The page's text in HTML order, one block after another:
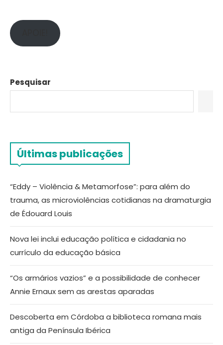
Pesquisar
Últimas publicações
“Eddy – Violência & Metamorfose”: para além do
trauma, as microviolências cotidianas na dramaturgia
de Édouard Louis
Nova lei inclui educação política e cidadania no
currículo da educação básica
“Os armários vazios” e a possibilidade de conhecer
Annie Ernaux sem as arestas aparadas
Descoberta em Córdoba a biblioteca romana mais
antiga da Península Ibérica